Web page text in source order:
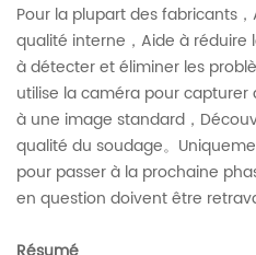
Pour la plupart des fabricants
qualité interne，Aide à
à détecter et éliminer les
utilise la caméra pour
à une image standard，
qualité du soudage。
pour passer à la prochaine
en question doivent être